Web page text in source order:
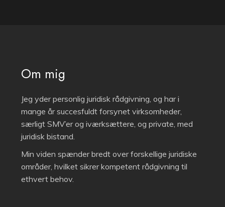
Om mig
Jeg yder personlig juridisk rådgivning, og har i
mange år succesfuldt forsynet virksomheder,
særligt SMV’er og iværksættere, og private, med
juridisk bistand.
Min viden spænder bredt over forskellige juridiske
områder, hvilket sikrer kompetent rådgivning til
ethvert behov.